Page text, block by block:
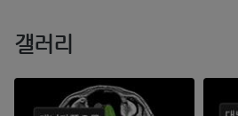
갤러리